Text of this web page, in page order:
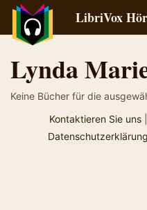
LibriVox
Lynda
Keine Bücher für die
Kontaktieren Sie uns
Datenschutzerklärung